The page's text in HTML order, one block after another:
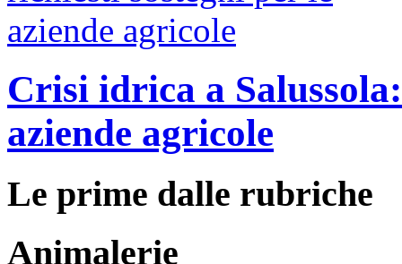
Crisi idrica a
aziende agricole
Le prime dalle rubriche
Animalerie